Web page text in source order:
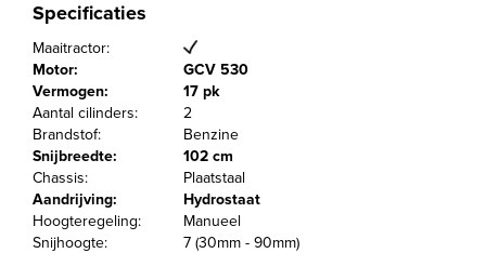
Specificaties
Maaitractor:
Motor:
GCV 530
Vermogen:
17 pk
Aantal cilinders:
2
Brandstof:
Benzine
Snijbreedte:
102 cm
Chassis:
Plaatstaal
Aandrijving:
Hydrostaat
Hoogteregeling:
Manueel
Snijhoogte:
7 (30mm - 90mm)